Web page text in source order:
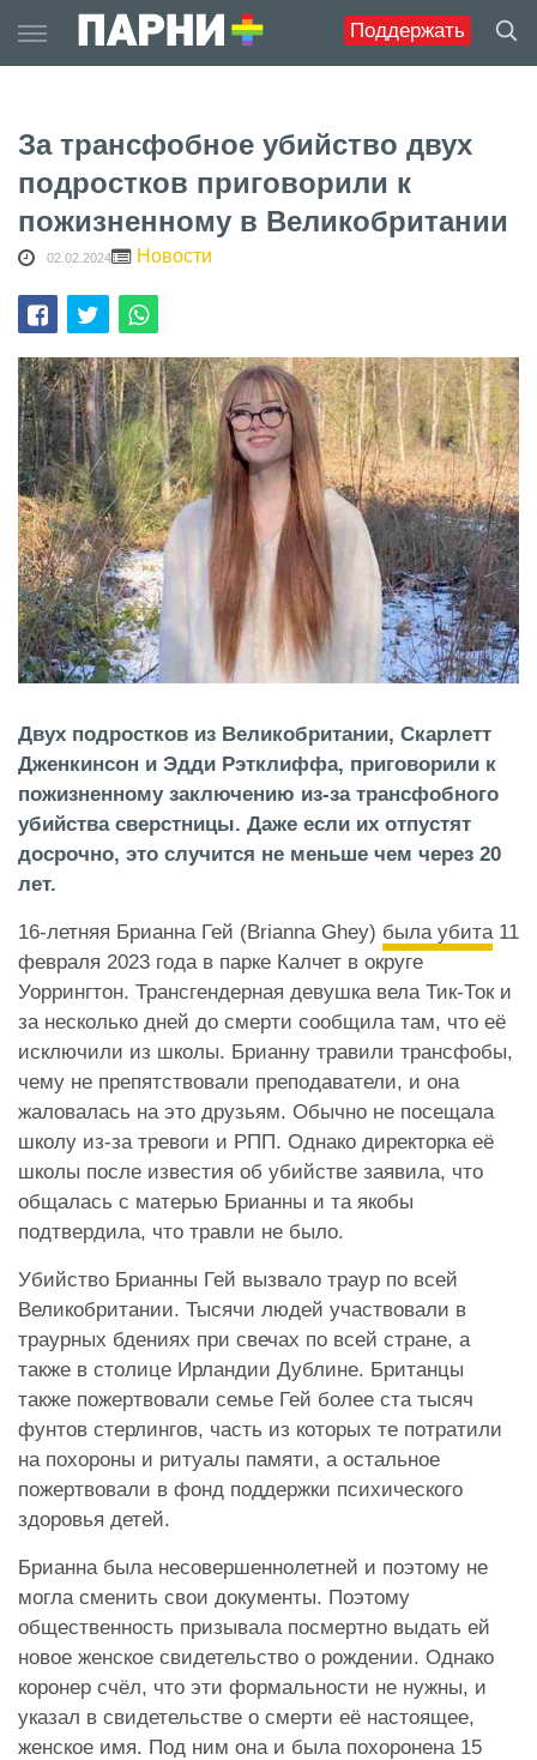
Поддержать
to
content
За трансфобное убийство двух
подростков приговорили к
пожизненному в Великобритании
02.02.2024 Новости
Двух подростков из Великобритании, Скарлетт
Дженкинсон и Эдди Рэтклиффа, приговорили к
пожизненному заключению из-за трансфобного
убийства сверстницы. Даже если их отпустят
досрочно, это случится не меньше чем через 20
лет.
16-летняя Брианна Гей (Brianna Ghey) была убита 11
февраля 2023 года в парке Калчет в округе
Уоррингтон. Трансгендерная девушка вела Тик-Ток и
за несколько дней до смерти сообщила там, что её
исключили из школы. Брианну травили трансфобы,
чему не препятствовали преподаватели, и она
жаловалась на это друзьям. Обычно не посещала
школу из-за тревоги и РПП. Однако директорка её
школы после известия об убийстве заявила, что
общалась с матерью Брианны и та якобы
подтвердила, что травли не было.
Убийство Брианны Гей вызвало траур по всей
Великобритании. Тысячи людей участвовали в
траурных бдениях при свечах по всей стране, а
также в столице Ирландии Дублине. Британцы
также пожертвовали семье Гей более ста тысяч
фунтов стерлингов, часть из которых те потратили
на похороны и ритуалы памяти, а остальное
пожертвовали в фонд поддержки психического
здоровья детей.
Брианна была несовершеннолетней и поэтому не
могла сменить свои документы. Поэтому
общественность призывала посмертно выдать ей
новое женское свидетельство о рождении. Однако
коронер счёл, что эти формальности не нужны, и
указал в свидетельстве о смерти её настоящее,
женское имя. Под ним она и была похоронена 15